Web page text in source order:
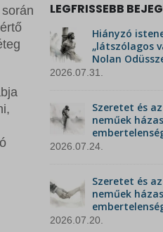
LEGFRISSEBB
Hiányzó
„látszólagos
Nolan
2026.07.31.
Szeretet és
neműek
2026.07.24.
Szeretet és
neműek
2026.07.20.